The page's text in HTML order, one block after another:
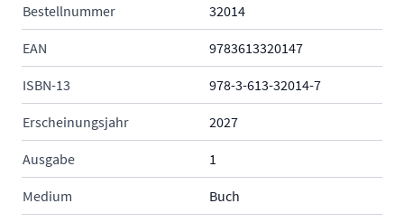
Bestellnummer 32014
EAN 9783613320147
ISBN-13 978-3-613-32014-7
Erscheinungsjahr 2027
Ausgabe 1
Medium Buch